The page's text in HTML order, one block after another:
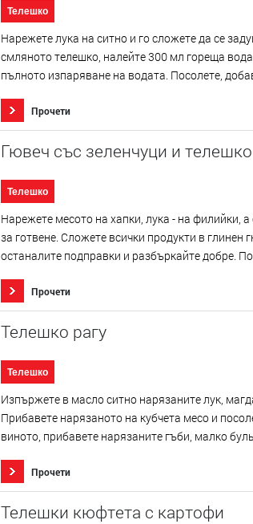
Телешко
Нарежете лука на ситно и го сложете да се
смляното телешко, налейте 300 мл гореща
пълното изпаряване на водата. Посолете,
Прочети
Гювеч със зеленчуци и телешко
Телешко
Нарежете месото на хапки, лука - на филийки, а
за готвене. Сложете всички продукти в глинен
останалите подправки и разбъркайте добре.
Прочети
Телешко рагу
Телешко
Изпържете в масло ситно нарязаните лук,
Прибавете нарязаното на кубчета месо и
виното, прибавете нарязаните гъби, малко
Прочети
Телешки кюфтета с картофи